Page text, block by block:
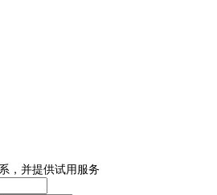
，并提供试用服务